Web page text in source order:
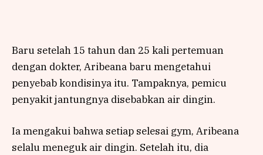
Baru setelah 15 tahun dan 25 kali pertemuan
dengan dokter, Aribeana baru mengetahui
penyebab kondisinya itu. Tampaknya, pemicu
penyakit jantungnya disebabkan air dingin.
Ia mengakui bahwa setiap selesai gym, Aribeana
selalu meneguk air dingin. Setelah itu, dia